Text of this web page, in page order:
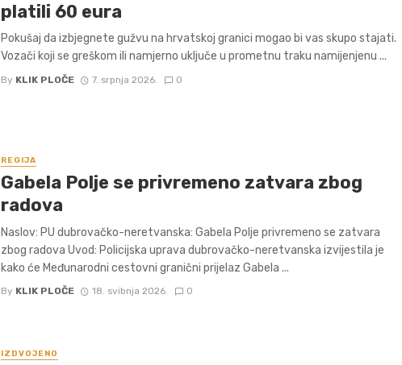
platili 60 eura
Pokušaj da izbjegnete gužvu na hrvatskoj granici mogao bi vas skupo stajati.
Vozači koji se greškom ili namjerno uključe u prometnu traku namijenjenu ...
By KLIK PLOČE 7. srpnja 2026. 0
REGIJA
Gabela Polje se privremeno zatvara zbog
radova
Naslov: PU dubrovačko-neretvanska: Gabela Polje privremeno se zatvara
zbog radova Uvod: Policijska uprava dubrovačko-neretvanska izvijestila je
kako će Međunarodni cestovni granični prijelaz Gabela ...
By KLIK PLOČE 18. svibnja 2026. 0
IZDVOJENO